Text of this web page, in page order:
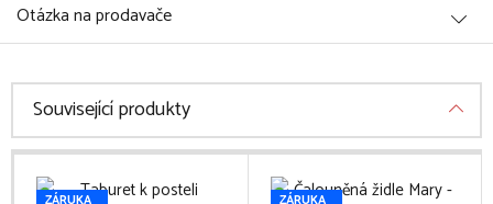
Otázka na prodavače
Související produkty